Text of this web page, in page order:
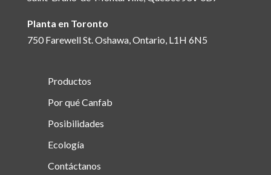
Planta en Toronto
750 Farewell St. Oshawa, Ontario, L1H 6N5
Productos
Por qué Canfab
Posibilidades
Ecología
Contáctanos